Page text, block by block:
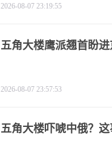
2026-08-07 23:19:55
五角大楼鹰派翘首盼
2026-08-07 23:57:53
五角大楼吓唬中俄？